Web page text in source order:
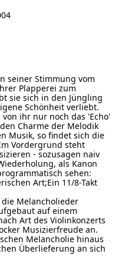
in seiner Stimmung vom
Plapperei zum
sie sich in den Jüngling
Schönheit verliebt.
ihr nur noch das 'Echo'
Charme der Melodik
Musik, so findet sich die
Vordergrund steht
- sozusagen naiv
als Kanon
sehen:
Art;Ein 11/8-Takt
die Melancholieder
auf einem
Art des Violinkonzerts
Musizierfreude an.
Melancholie hinaus
Überlieferung an sich